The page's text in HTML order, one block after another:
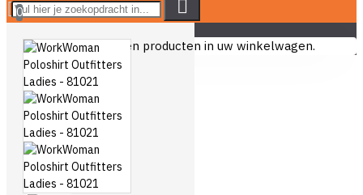
0
U heeft nog geen producten in uw winkelwagen.